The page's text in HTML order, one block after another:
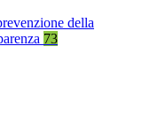
della
73